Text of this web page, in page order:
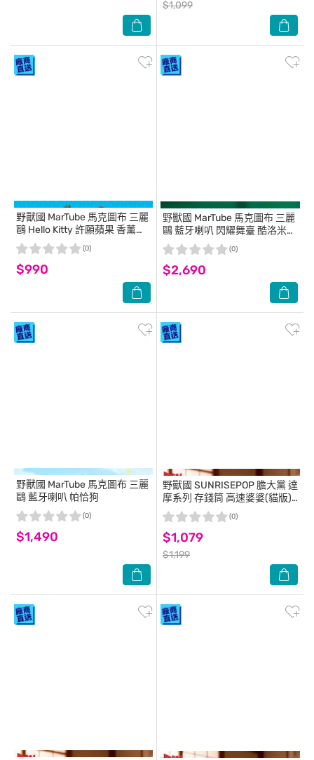
$1,099
野獸國 MarTube 馬克圖布 三麗
鷗 Hello Kitty 許願蘋果 香薰蠟
燭套組
$990
(0)
野獸國 MarTube 馬克圖布 三麗
鷗 藍牙喇叭 閃耀舞臺 酷洛米
冬季限定版
$2,690
(0)
野獸國 MarTube 馬克圖布 三麗
鷗 藍牙喇叭 帕恰狗
$1,490
(0)
野獸國 SUNRISEPOP 膽大黨 達
摩系列 存錢筒 高速婆婆(貓版)
愛情粉
$1,079
$1,199
(0)